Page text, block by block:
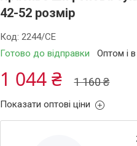
42-52 розмір
Готово до відправки Оптом і
Код:2244/СЕ
1 160 ₴
1 044 ₴
Показати оптові ціни